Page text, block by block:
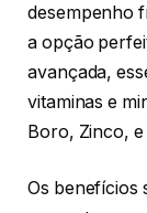
desempenho
a opção
avançada,
vitaminas e
Boro, Zinco, e
Os benefícios